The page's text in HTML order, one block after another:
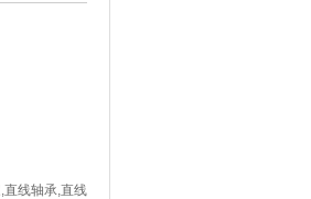
直线轴承,直线